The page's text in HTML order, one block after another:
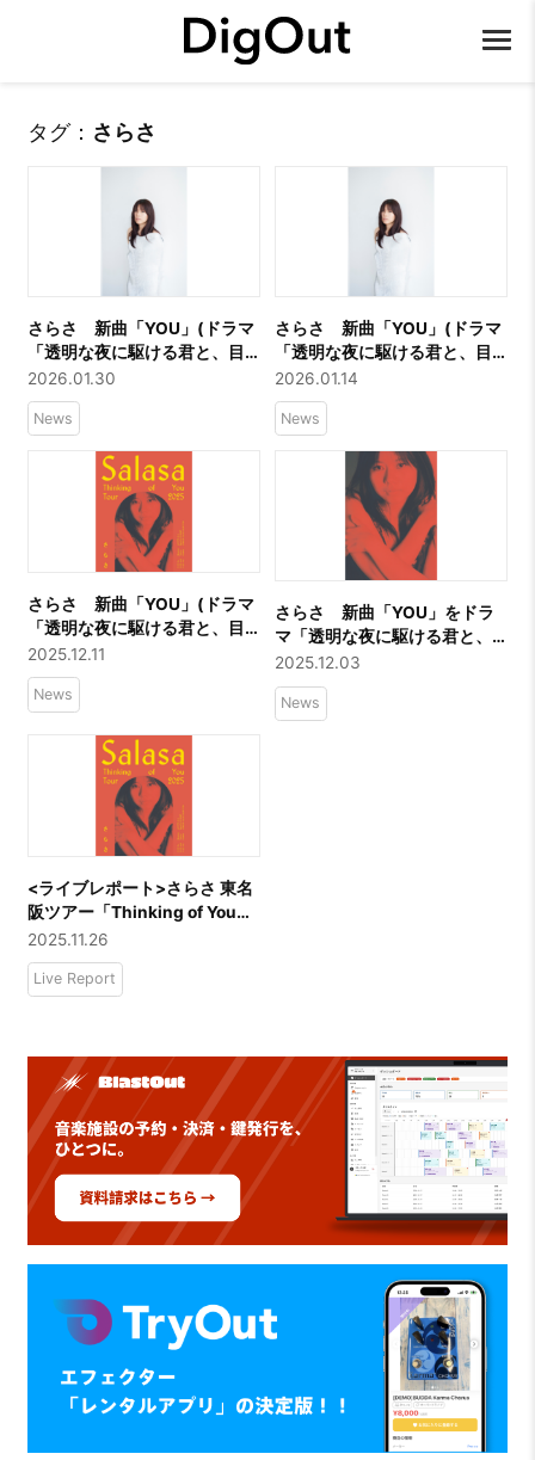
タグ： さらさ
さらさ 新曲「YOU」(ドラマ
「透明な夜に駆ける君と、目
に見えない恋をした。」エン
ディング主題歌)ミュージック
ビデオが公開に
2026.01.30
News
さらさ 新曲「YOU」(ドラマ
「透明な夜に駆ける君と、目
に見えない恋をした。」エン
ディング主題歌)本日リリー
ス。新アーティストビジュア
ルも公開に
2026.01.14
News
さらさ 新曲「YOU」(ドラマ
「透明な夜に駆ける君と、目
に見えない恋をした。」エン
ディング主題歌)2026年1月14
日(水)にリリース決定！
2025.12.11
News
さらさ 新曲「YOU」をドラ
マ「透明な夜に駆ける君と、
目に見えない恋をした。」エ
ンディング主題歌として書き
おろし同曲を使用した予告映
2025.12.03
News
<ライブレポート>さらさ 東名
阪ツアー「Thinking of You
Tour 2025」
2025.11.26
Live Report